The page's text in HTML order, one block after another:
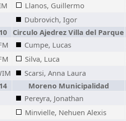
Llanos, Guillermo
Dubrovich, Igor
10 Circulo Ajedrez Villa del Parque
Cumpe, Lucas
Silva, Luca
Scarsi, Anna Laura
14 Moreno Municipalidad
Pereyra, Jonathan
Minvielle, Nehuen Alexis